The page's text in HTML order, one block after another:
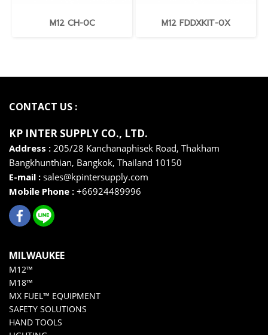
M12 CH-0C M12 FDDXKIT-0X
CONTACT US :
KP INTER SUPPLY CO., LTD.
Address : 205/28 Kanchanaphisek Road, Thakham
Bangkhunthian, Bangkok, Thailand 10150
E-mail : sales@kpintersupply.com
Mobile Phone : +66924489996
MILWAUKEE
M12™
M18™
MX FUEL™ EQUIPMENT
SAFETY SOLUTIONS
HAND TOOLS